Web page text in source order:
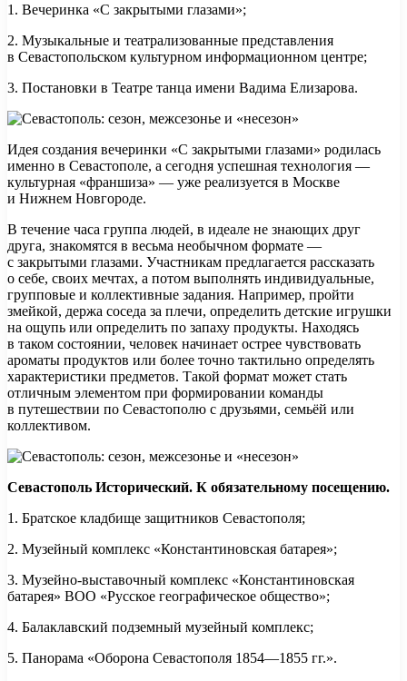
1. Вечеринка «С закрытыми глазами»;
2. Музыкальные и театрализованные представления
в Севастопольском культурном информационном центре;
3. Постановки в Театре танца имени Вадима Елизарова.
Идея создания вечеринки «С закрытыми глазами» родилась
именно в Севастополе, а сегодня успешная технология —
культурная «франшиза» — уже реализуется в Москве
и Нижнем Новгороде.
В течение часа группа людей, в идеале не знающих друг
друга, знакомятся в весьма необычном формате —
с закрытыми глазами. Участникам предлагается рассказать
о себе, своих мечтах, а потом выполнять индивидуальные,
групповые и коллективные задания. Например, пройти
змейкой, держа соседа за плечи, определить детские игрушки
на ощупь или определить по запаху продукты. Находясь
в таком состоянии, человек начинает острее чувствовать
ароматы продуктов или более точно тактильно определять
характеристики предметов. Такой формат может стать
отличным элементом при формировании команды
в путешествии по Севастополю с друзьями, семьёй или
коллективом.
Севастополь Исторический. К обязательному посещению.
1. Братское кладбище защитников Севастополя;
2. Музейный комплекс «Константиновская батарея»;
3. Музейно-выставочный комплекс «Константиновская
батарея» ВОО «Русское географическое общество»;
4. Балаклавский подземный музейный комплекс;
5. Панорама «Оборона Севастополя 1854—1855 гг.».